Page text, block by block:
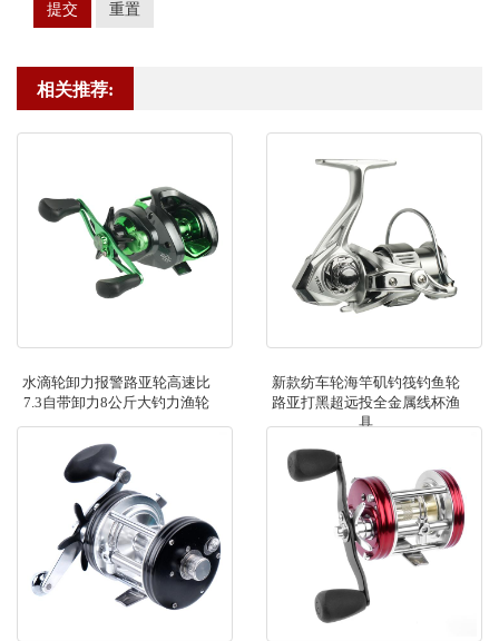
提交 重置
相关推荐:
水滴轮卸力报警路亚轮高速比
7.3自带卸力8公斤大钓力渔轮
新款纺车轮海竿矶钓筏钓鱼轮
路亚打黑超远投全金属线杯渔
具